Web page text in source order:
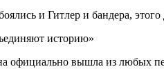
и Гитлер и бандера,
историю»
официально вышла из любых